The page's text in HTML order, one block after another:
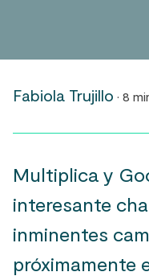
Fabiola Trujillo · 8
Multiplica y
interesante
inminentes
próximamente